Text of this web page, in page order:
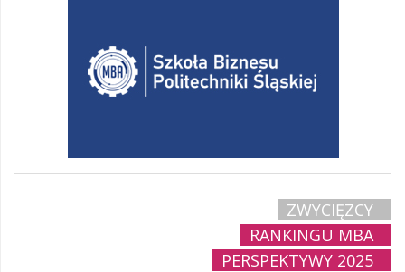
ZWYCIĘZCY
RANKINGU MBA
PERSPEKTYWY 2025